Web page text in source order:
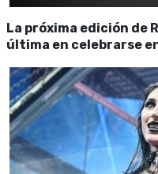
La próxima edición de
última en celebrarse